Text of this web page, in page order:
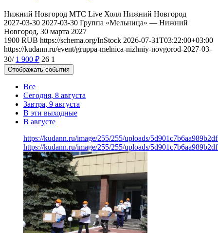
Нижний Новгород МТС Live Холл Нижний Новгород
2027-03-30 2027-03-30 Группа «Мельница» — Нижний
Новгород, 30 марта 2027
1900 RUB https://schema.org/InStock 2026-07-31T03:22:00+03:00
https://kudann.ru/event/gruppa-melnica-nizhniy-novgorod-2027-03-
30/ 1 900 ₽ 26 1
Отображать события
Все
Сегодня, 8 августа
Завтра, 9 августа
В эти выходные
В августе
https://kudann.ru/image/255/255/uploads/
https://kudann.ru/image/255/255/uploads/